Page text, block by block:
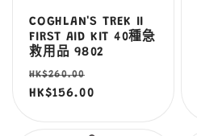
COGHLAN'S TREK II
FIRST AID KIT 40種急
救用品 9802
定
價
HK$260.00
價
HK$156.00